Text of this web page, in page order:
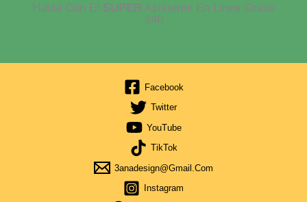
Habla Con El SUPERAsistente En Linea Gratis
24h
Facebook
Twitter
YouTube
TikTok
3anadesign@gmail.com
Instagram